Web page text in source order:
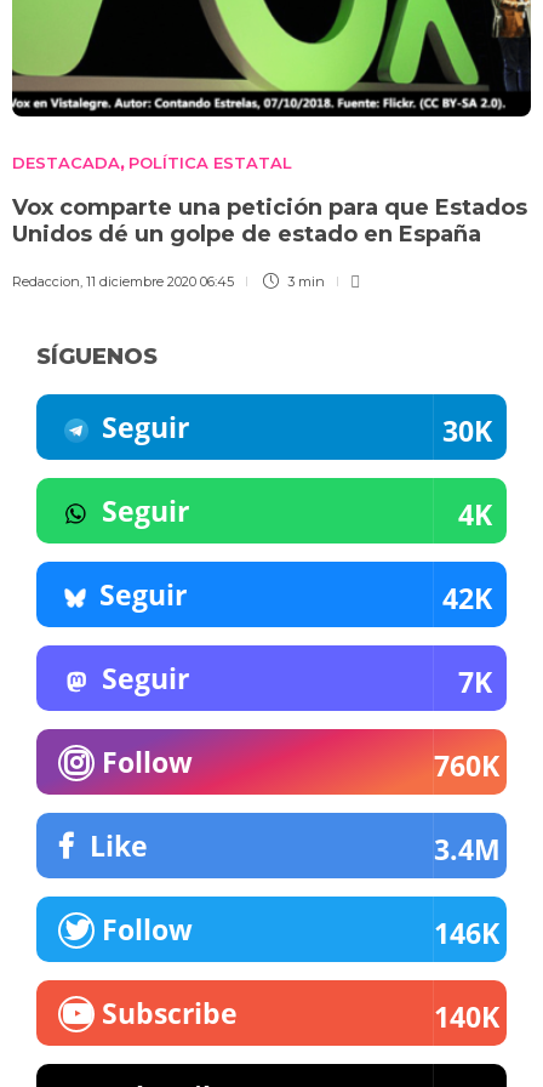
DESTACADA, POLÍTICA ESTATAL
Vox comparte una petición para que Estados
Unidos dé un golpe de estado en España
Redaccion, 11 diciembre 2020 06:45 3 min
SÍGUENOS
Seguir 30K
Seguir 4K
Seguir 42K
Seguir 7K
Follow 760K
Like 3.4M
Follow 146K
Subscribe 140K